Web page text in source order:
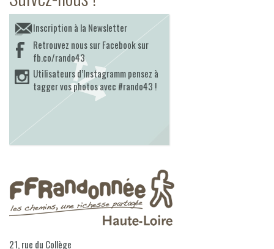
Inscription à la Newsletter
Retrouvez nous sur Facebook sur
fb.co/rando43
Utilisateurs d’Instagramm pensez à
tagger vos photos avec #rando43 !
21, rue du Collège